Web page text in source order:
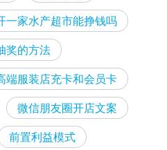
一家水产超市能挣钱吗
奖的方法
端服装店充卡和会员卡
微信朋友圈开店文案
前置利益模式